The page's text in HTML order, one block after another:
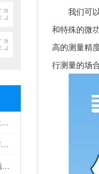
隧道监测系统招标要点与设备选型建议
水面救援机器人选购指南与推荐top榜单
2026太阳辐射监测仪选购指南与推荐，实测靠谱！
我们可
和特殊的微
高的测量精
行测量的场合